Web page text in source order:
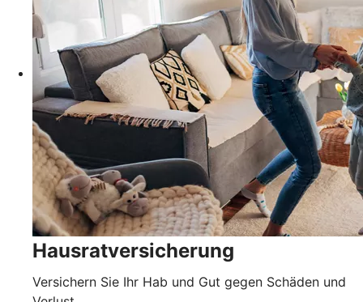
Hausratversicherung
Versichern Sie Ihr Hab und Gut gegen Schäden und